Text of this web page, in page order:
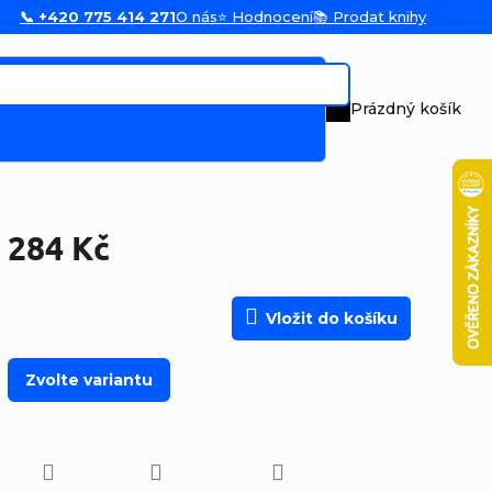
📞 +420 775 414 271O nás⭐ Hodnocení📚 Prodat knihy
Nákupní
Prázdný košík
284 Kč
Vložit do košíku
Zvolte variantu